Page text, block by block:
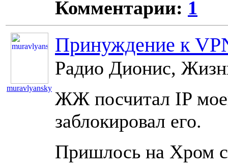
Комментарии: 1
muravlyansky
Принуждение к
Радио Дионис,
ЖЖ посчитал IP
заблокировал его.
Пришлось на Хром